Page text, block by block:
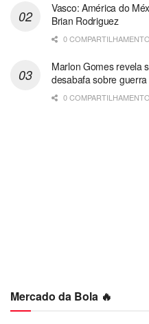
Vasco: América do
Brian Rodriguez
0
Marlon Gomes revela
desabafa sobre
0
Mercado da Bola 🔥